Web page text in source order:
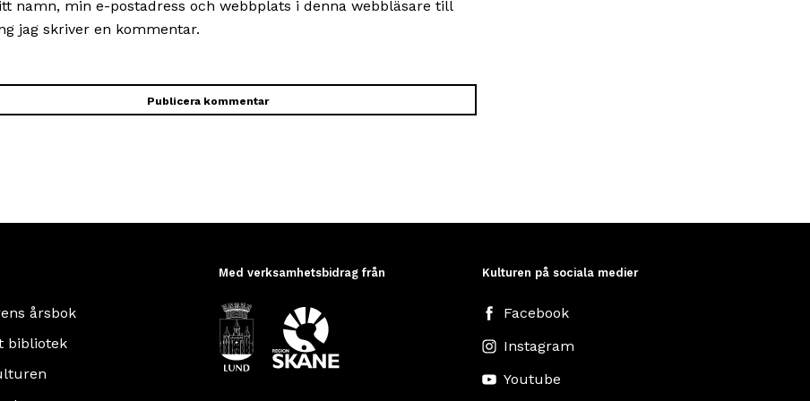
namn, min e-postadress och webbplats i denna webbläsare till
jag skriver en kommentar.
årsbok
bibliotek
Med verksamhetsbidrag från Kulturen på sociala medier
Facebook
Instagram
Youtube